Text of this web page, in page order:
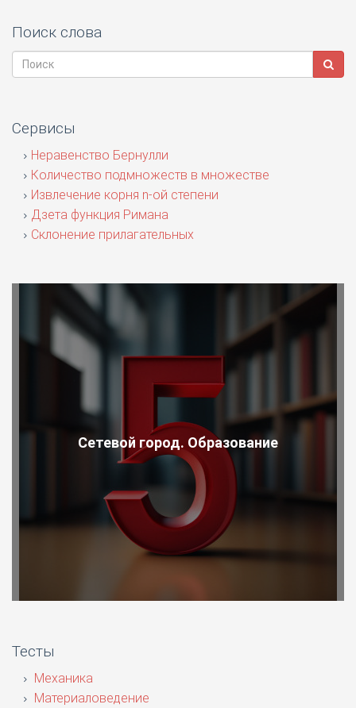
Поиск слова
Сервисы
Неравенство Бернулли
Количество подмножеств в множестве
Извлечение корня n-ой степени
Дзета функция Римана
Склонение прилагательных
Сетевой город. Образование
Тесты
Механика
Материаловедение